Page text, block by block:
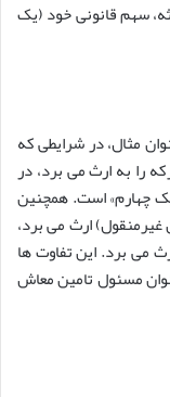
سهم قانونی خود (یک
مثال، در شرایطی که
را به ارث می برد، در
چهارم» است. همچنین
ارث می برد،
می برد. این تفاوت ها
مسئول تامین معاش